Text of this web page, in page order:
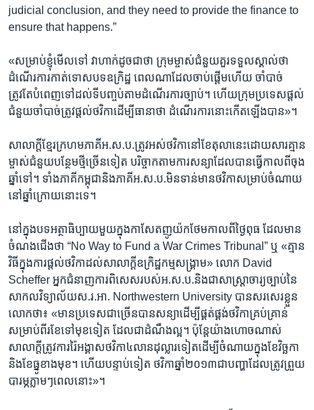
judicial conclusion, and they need to provide the finance to
ensure that happens.”
«សម្រាប់ខ្ញុំ​មើលទៅ​ វាហាក់​ដូចជាថា​ ក្រុមម្ចាស់ជំនួយ​គួរទទួលស្គាល់​ថា​
ដំណើរ​ការកាត់ទោស​បទឧក្រិដ្ឋ​ ពេលណា​ដែលចាប់ផ្តើម​ហើយ​ ចាំបាច់​
ត្រូវតែ​បំពេញ​ទៅដល់​ទីបញ្ចប់​តាមដំណើរការ​ច្បាប់។​ ហើយ​ក្រុម​ប្រទេស​ផ្តល់​
ជំនួយ​ចាំបាច់​ត្រូវ​ផ្តល់​ថវិកា​ដើម្បី​ធានា​ថា ​ដំណើរ​ការ​នោះ​កើត​ឡើង​បាន»។​
សាលាក្តី​ខ្មែរក្រហម​ភាគី​អ.ស.ប.​ត្រូវអស់​ថវិកា​នៅខែ​តុលានេះ​ដោយ​សារ​គ្មាន​
ម្ចាស់​ជំនួយ​បន្ថែម​ថ្មីច្រើន​ទៀត​ បរិច្ចាក​តាម​ការ​សន្យា​ដែល​បាន​ធ្វើកាល​ពី​ចុង​
ឆ្នាំទៅ។ ​ទាំង​ភាគីកម្ពុជា​និង​ភាគី​អ.ស.ប.​មិន​ទាន់​មាន​ថវិកា​សម្រាប់​ចំណាយ​
នៅ​ឆ្នាំក្រោយ​នោះ​ទេ។​
នៅ​ក្នុង​បទ​អត្ថាធិប្បាយ​មួយ​ក្នុង​កាសែត​ញូយ៉កថែម​កាលពី​ថ្ងៃពុធ​ ដែល​មាន​
ចំណងជើង​ថា​ “No Way to​ Fund a ​War Crimes ​Tribunal”​ ឬ ​«គ្មាន
វិធី​ក្នុងការ​ផ្តល់ថវិកា​ដល់​សាលាក្តី​ឧក្រិដ្ឋកម្ម​សង្រ្គាម» ​លោក​ David
Scheffer​ អ្នក​ជំនាញ​ការ​ពិសេស​របស់​អ.ស.ប.​និង​ជា​សាស្ត្រា​ចារ្យ​ច្បាប់​នៃ​
សាកល​វិទ្យាល័យ​ស.រ.អា. ​Northwestern ​University ​បាន​សរសេរ​ខ្លួន​
លោក​ថា៖​ «មានប្រទេស​ជាច្រើន​បាន​សន្យា​ដើម្បី​ផ្គត់ផ្គង់​ថវិកា​គ្រប់គ្រាន់​
សម្រាប់​ពីរ​ខែ​ទៅ​មុខ​ទៀត ​ដែល​ជា​ដំណឹង​ល្អ។​ ប៉ុន្តែយ៉ាង​ហោច​ណាស់​
សាលាក្តី​ត្រូវ​ការ​រ៉ៃអង្គាស​ថវិកា​៤​លាន​ដុល្លារ​ទៀត​ដើម្បីចំណាយ​ក្នុង​ខែវិច្ឆកា​
និង​ខែធ្នូ​ខាងមុខ។​ ហើយ​បន្ទាប់​ទៀត​ ថវិកា​ឆ្នាំ​២០១៣​ជា​បញ្ហា​ដែល​ត្រូវ​ព្រួយ​
បារម្ភ​ភ្លាមៗ​ពេល​នោះ»។​